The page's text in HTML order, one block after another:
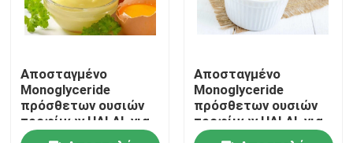
Γαλακτωματοποιητής ποιότητας τροφίμων
Αποσταγμένο
Monoglyceride
πρόσθετων ουσιών
τροφίμων HALAL για
τη μαγιονέζα
Αποσταγμένο
Monoglyceride
πρόσθετων ουσιών
τροφίμων HALAL για
την κόλλα